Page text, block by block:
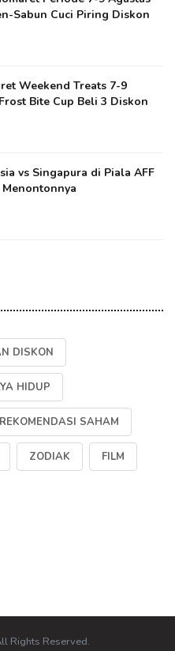
Sabun Cuci Piring Diskon
Weekend Treats 7-9
Bite Cup Beli 3 Diskon
vs Singapura di Piala AFF
Menontonnya
DISKON
HIDUP
REKOMENDASI SAHAM
ZODIAK FILM
Rights Reserved.